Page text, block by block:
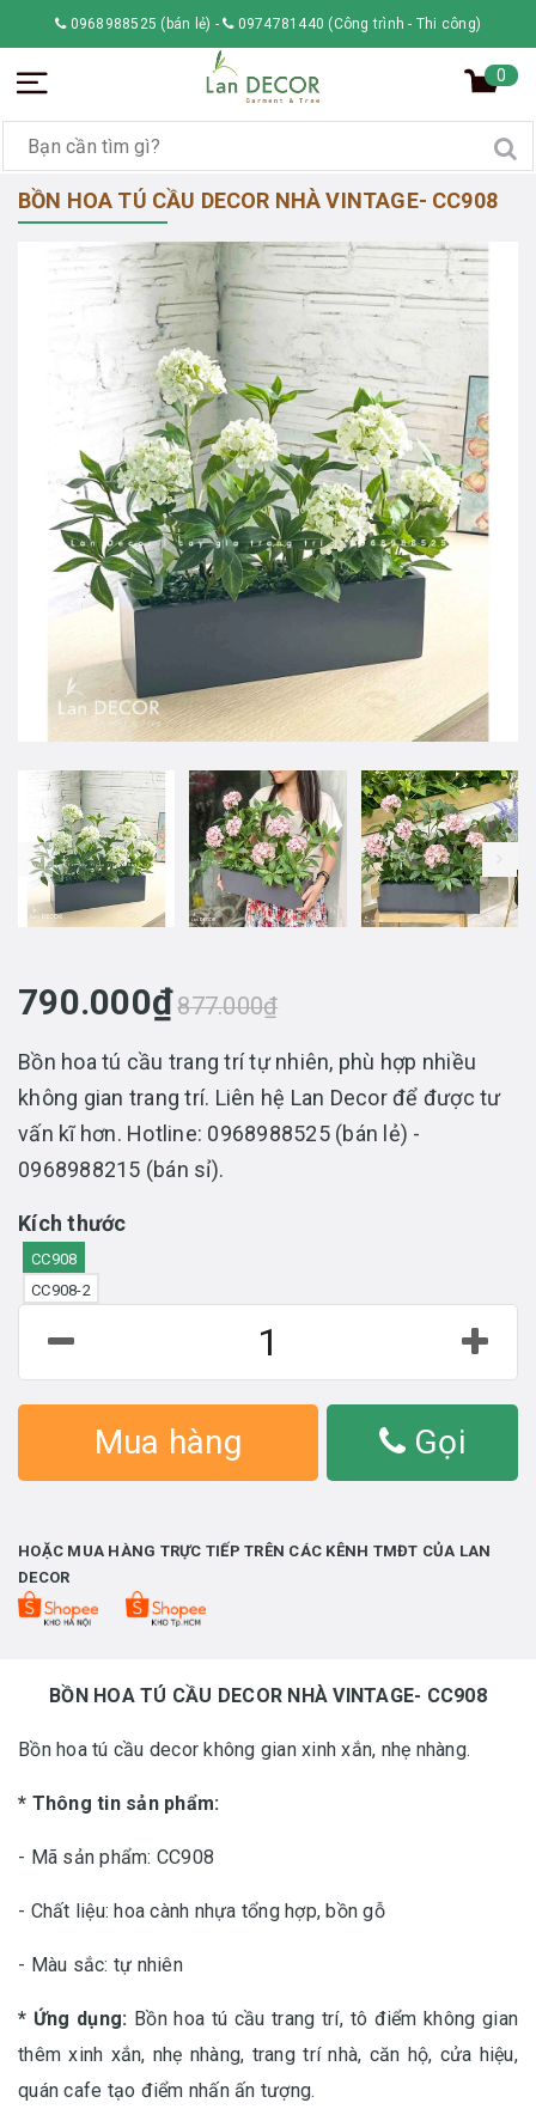
0968988525 (bán lẻ) - 0974781440 (Công trình - Thi công)
0
BỒN HOA TÚ CẦU DECOR NHÀ VINTAGE- CC908
prev
790.000₫877.000₫
Bồn hoa tú cầu trang trí tự nhiên, phù hợp nhiều
không gian trang trí. Liên hệ Lan Decor để được tư
vấn kĩ hơn. Hotline: 0968988525 (bán lẻ) -
0968988215 (bán sỉ).
Kích thước
CC908
CC908-2
Mua hàng Gọi
HOẶC MUA HÀNG TRỰC TIẾP TRÊN CÁC KÊNH TMĐT CỦA LAN
DECOR
BỒN HOA TÚ CẦU DECOR NHÀ VINTAGE- CC908
Bồn hoa tú cầu decor không gian xinh xắn, nhẹ nhàng.
* Thông tin sản phẩm:
- Mã sản phẩm: CC908
- Chất liệu: hoa cành nhựa tổng hợp, bồn gỗ
- Màu sắc: tự nhiên
* Ứng dụng: Bồn hoa tú cầu trang trí, tô điểm không gian
thêm xinh xắn, nhẹ nhàng, trang trí nhà, căn hộ, cửa hiệu,
quán cafe tạo điểm nhấn ấn tượng.